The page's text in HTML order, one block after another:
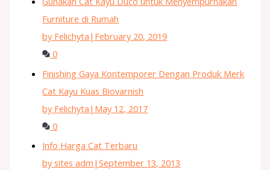
Furniture di Rumah
by Felichyta | February 20, 2019
0
Finishing Gaya Kontemporer Dengan Produk Merk
Cat Kayu Kuas Biovarnish
by Felichyta | May 12, 2017
0
Info Harga Cat Terbaru
by sites adm |September 13, 2013